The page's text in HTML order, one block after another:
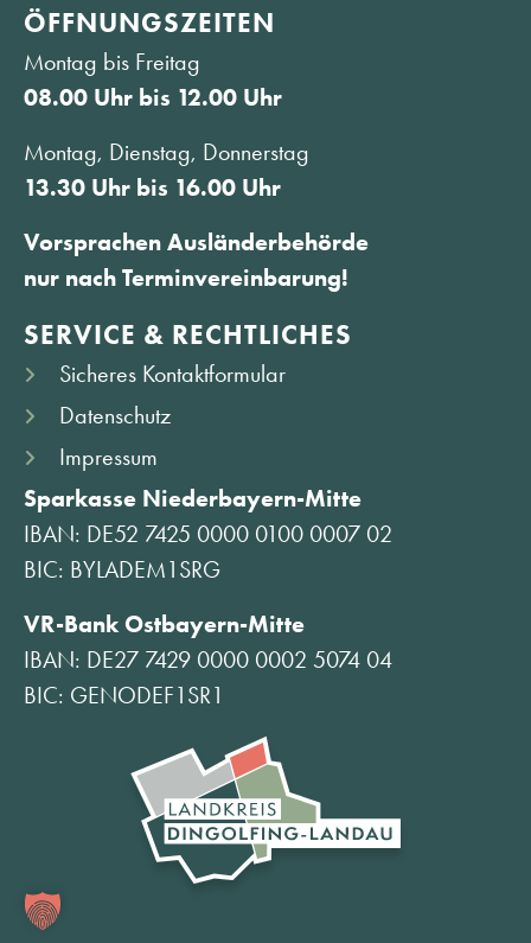
ÖFFNUNGS­ZEITEN
Montag bis Freitag
08.00 Uhr bis 12.00 Uhr
Montag, Dienstag, Donnerstag
13.30 Uhr bis 16.00 Uhr
Vorsprachen Ausländerbehörde
nur nach Terminvereinbarung!
SERVICE & RECHTLICHES
Sicheres Kontaktformular
Datenschutz
Impressum
Sparkasse Niederbayern-Mitte
IBAN: DE52 7425 0000 0100 0007 02
BIC: BYLADEM1SRG
VR-Bank Ostbayern-Mitte
IBAN: DE27 7429 0000 0002 5074 04
BIC: GENODEF1SR1